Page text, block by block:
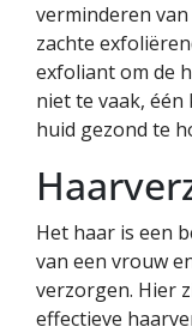
verminderen
zachte
exfoliant om de
niet te vaak, één
huid gezond te
Het haar is een
van een vrouw
verzorgen. Hier
effectieve